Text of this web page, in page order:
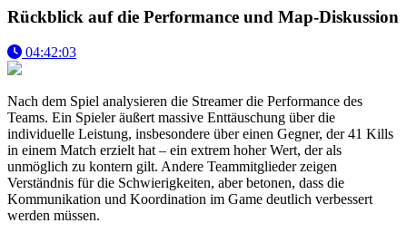
Rückblick auf die Performance und Map-Diskussion
04:42:03
Nach dem Spiel analysieren die Streamer die Performance des
Teams. Ein Spieler äußert massive Enttäuschung über die
individuelle Leistung, insbesondere über einen Gegner, der 41 Kills
in einem Match erzielt hat – ein extrem hoher Wert, der als
unmöglich zu kontern gilt. Andere Teammitglieder zeigen
Verständnis für die Schwierigkeiten, aber betonen, dass die
Kommunikation und Koordination im Game deutlich verbessert
werden müssen.